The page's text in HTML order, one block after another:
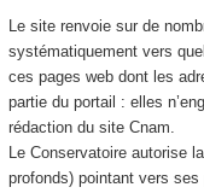
Le site renvoie sur de
systématiquement vers
ces pages web dont les
partie du portail : elles
rédaction du site Cnam.
Le Conservatoire autorise
profonds) pointant vers